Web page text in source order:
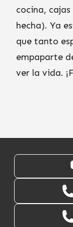
cocina,
hecha). Ya
que tanto
empaparte
ver la vida.